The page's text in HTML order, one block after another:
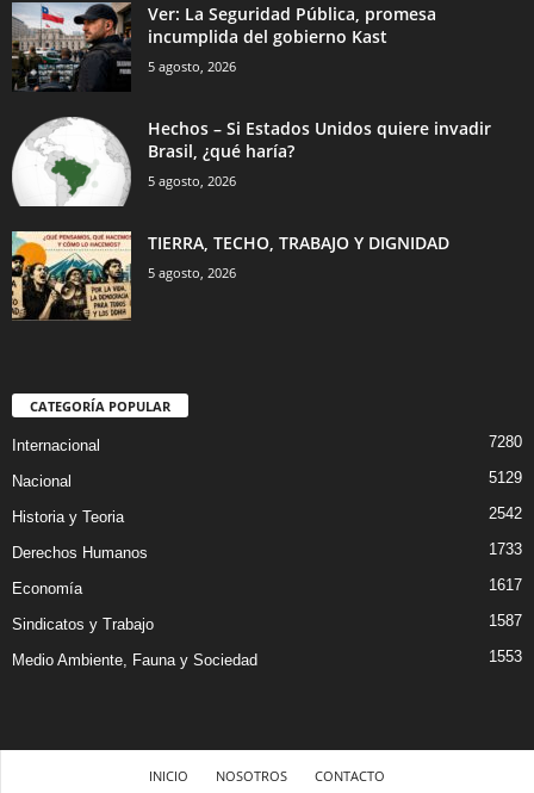
Ver: La Seguridad Pública, promesa
incumplida del gobierno Kast
5 agosto, 2026
Hechos – Si Estados Unidos quiere invadir
Brasil, ¿qué haría?
5 agosto, 2026
TIERRA, TECHO, TRABAJO Y DIGNIDAD
5 agosto, 2026
CATEGORÍA POPULAR
Internacional 7280
Nacional 5129
Historia y Teoria 2542
Derechos Humanos 1733
Economía 1617
Sindicatos y Trabajo 1587
Medio Ambiente, Fauna y Sociedad 1553
INICIO NOSOTROS CONTACTO